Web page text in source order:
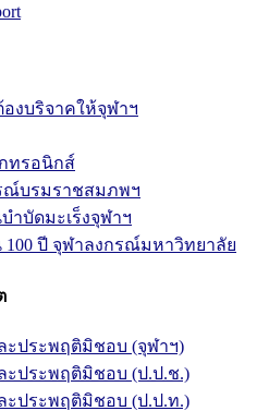
งบริจาคให้จุฬาฯ
ทรอนิกส์
ณ์บรมราชสมภพฯ
บัดมะเร็งจุฬาฯ
100 ปี จุฬาลงกรณ์มหาวิทยาลัย
ะประพฤติมิชอบ (จุฬาฯ)
ะประพฤติมิชอบ (ป.ป.ช.)
ะประพฤติมิชอบ (ป.ป.ท.)